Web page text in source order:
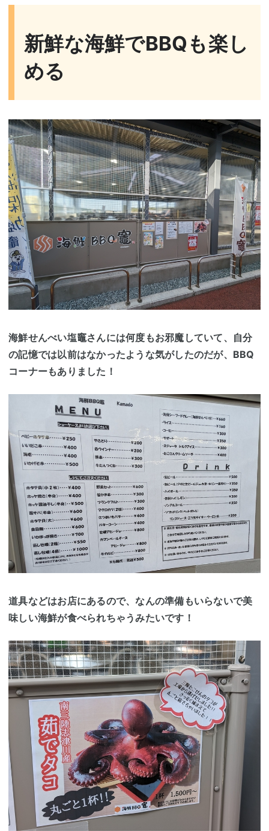
新鮮な海鮮でBBQも楽し
める
海鮮せんべい塩竈さんには何度もお邪魔していて、自分
の記憶では以前はなかったような気がしたのだが、BBQ
コーナーもありました！
道具などはお店にあるので、なんの準備もいらないで美
味しい海鮮が食べられちゃうみたいです！